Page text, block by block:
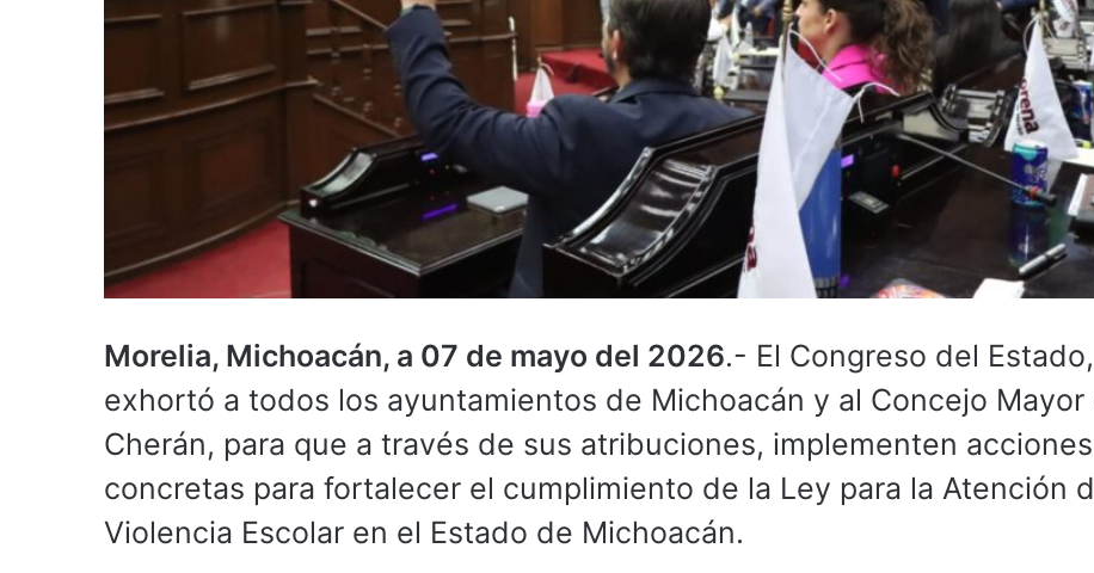
Morelia, Michoacán, a 07 de mayo del 2026.- El Congreso del Estado,
exhortó a todos los ayuntamientos de Michoacán y al Concejo Mayor
Cherán, para que a través de sus atribuciones, implementen acciones
concretas para fortalecer el cumplimiento de la Ley para la Atención
Violencia Escolar en el Estado de Michoacán.